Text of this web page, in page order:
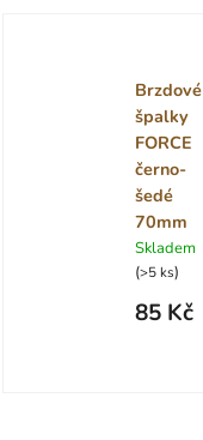
Brzdové
špalky
FORCE
černo-
šedé
70mm
Skladem
(>5 ks)
85 Kč